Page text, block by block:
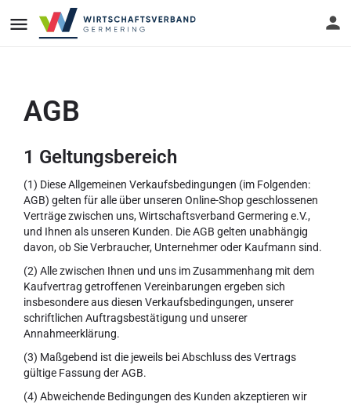
AGB
1 Geltungsbereich
(1) Diese Allgemeinen Verkaufsbedingungen (im Folgenden:
AGB) gelten für alle über unseren Online-Shop geschlossenen
Verträge zwischen uns, Wirtschaftsverband Germering e.V.,
und Ihnen als unseren Kunden. Die AGB gelten unabhängig
davon, ob Sie Verbraucher, Unternehmer oder Kaufmann sind.
(2) Alle zwischen Ihnen und uns im Zusammenhang mit dem
Kaufvertrag getroffenen Vereinbarungen ergeben sich
insbesondere aus diesen Verkaufsbedingungen, unserer
schriftlichen Auftragsbestätigung und unserer
Annahmeerklärung.
(3) Maßgebend ist die jeweils bei Abschluss des Vertrags
gültige Fassung der AGB.
(4) Abweichende Bedingungen des Kunden akzeptieren wir